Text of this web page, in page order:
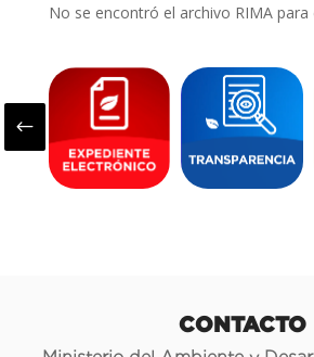
No se encontró el archivo RIMA para
#
CONTACTO